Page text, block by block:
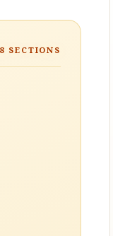
8 SECTIONS